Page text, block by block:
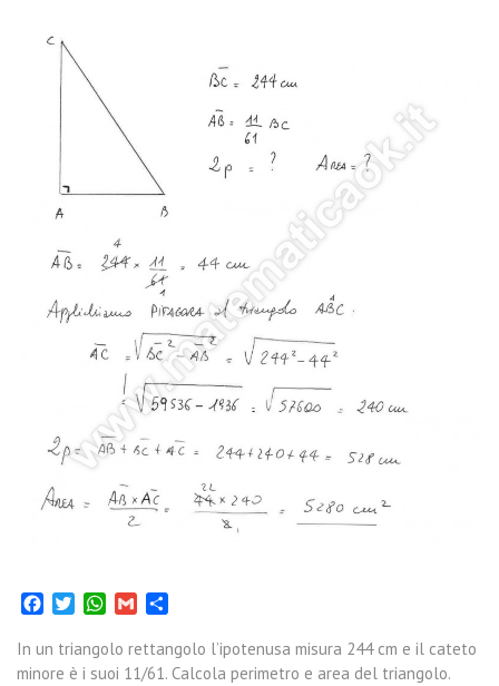
FacebookTwitterWhatsApp
Gmail
In un triangolo rettangolo l’ipotenusa misura 244 cm e il cateto
minore è i suoi 11/61. Calcola perimetro e area del triangolo.